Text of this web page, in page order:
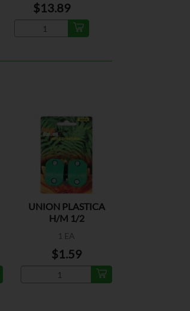
$13.89
UNION PLASTICA
H/M 1/2
1 EA
$1.59